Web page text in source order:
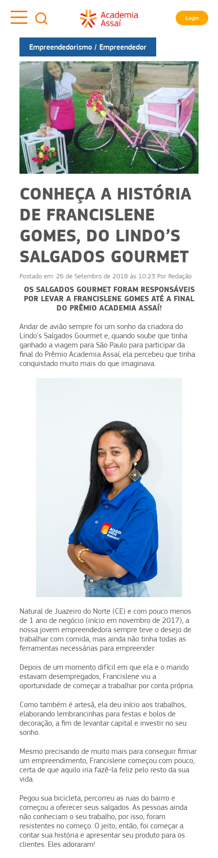
Login
Empreendedorismo Empreendedor
CONHEÇA A HISTÓRIA
DE FRANCISLENE
GOMES, DO LINDO’S
SALGADOS GOURMET
Postado em: 26 de Setembro de 2018 às 10:23 Por Redação
OS SALGADOS GOURMET FORAM RESPONSÁVEIS
POR LEVAR A FRANCISLENE GOMES ATÉ A FINAL
DO PRÊMIO ACADEMIA ASSAÍ!
Andar de avião sempre foi um sonho da criadora do
Lindo's Salgados Gourmet e, quando soube que tinha
ganhado a viagem para São Paulo para participar da
final do Prêmio Academia Assaí, ela percebeu que tinha
conquistado muito mais do que imaginava.
Natural de Juazeiro do Norte (CE) e com pouco menos
de 1 ano de negócio (início em novembro de 2017), a
nossa jovem empreendedora sempre teve o desejo de
trabalhar com comida, mas ainda não tinha todas as
ferramentas necessárias para empreender.
Depois de um momento difícil em que ela e o marido
estavam desempregados, Francislene viu a
oportunidade de começar a trabalhar por conta própria.
Como também é artesã, ela deu início aos trabalhos,
elaborando lembrancinhas para festas e bolos de
decoração, a fim de levantar capital e investir no seu
sonho.
Mesmo precisando de muito mais para conseguir firmar
um empreendimento, Francislene começou com pouco,
certa de que aquilo iria fazê-la feliz pelo resto da sua
vida.
Pegou sua bicicleta, percorreu as ruas do bairro e
começou a oferecer seus salgados. As pessoas ainda
não conheciam o seu trabalho, por isso, foram
resistentes no começo. O jeito, então, foi começar a
contar sua história e apresentar seu produto para os
clientes. Eles adoraram!